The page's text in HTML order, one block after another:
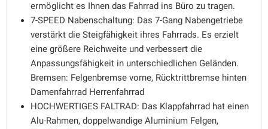
ermöglicht es Ihnen das Fahrrad ins Büro zu tragen.
7-SPEED Nabenschaltung: Das 7-Gang Nabengetriebe
verstärkt die Steigfähigkeit ihres Fahrrads. Es erzielt
eine größere Reichweite und verbessert die
Anpassungsfähigkeit in unterschiedlichen Geländen.
Bremsen: Felgenbremse vorne, Rücktrittbremse hinten
Damenfahrrad Herrenfahrrad
HOCHWERTIGES FALTRAD: Das Klappfahrrad hat einen
Alu-Rahmen, doppelwandige Aluminium Felgen,